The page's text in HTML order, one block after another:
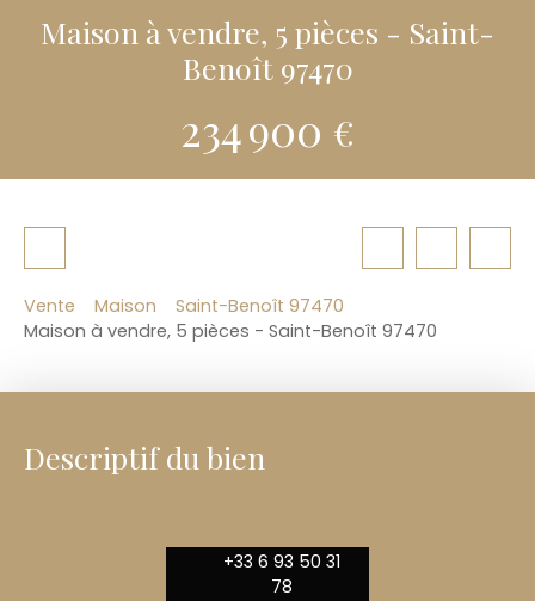
Maison à vendre, 5 pièces - Saint-
Benoît 97470
234 900 €
Vente Maison
Saint-Benoît 97470
Maison à vendre, 5 pièces - Saint-Benoît 97470
Descriptif du bien
+33 6 93 50 31
78